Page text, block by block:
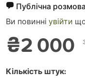
Публічна розмова
Ви повинні увійти
₴2 000
Кількість штук: